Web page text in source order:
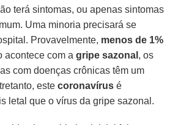
terá sintomas, ou apenas sintomas
Uma minoria precisará se
Provavelmente, menos de 1%
acontece com agripe sazonal , os
com doenças crônicas têm um
estecoronavírus é
letal que o vírus da gripe sazonal.